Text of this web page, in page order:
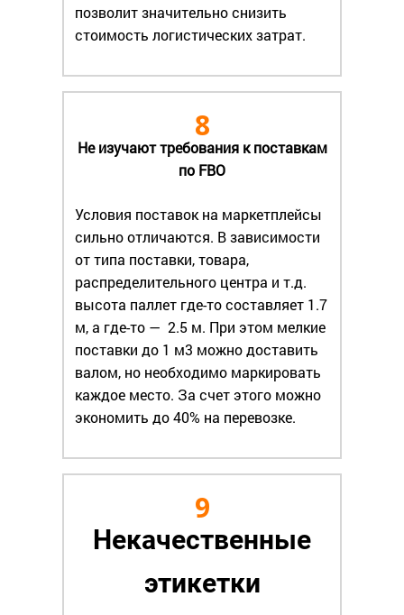
позволит значительно снизить
стоимость логистических затрат.
8
Не изучают требования к поставкам
по FBO
Условия поставок на маркетплейсы
сильно отличаются. В зависимости
от типа поставки, товара,
распределительного центра и т.д.
высота паллет где-то составляет 1.7
м, а где-то — 2.5 м. При этом мелкие
поставки до 1 м3 можно доставить
валом, но необходимо маркировать
каждое место. За счет этого можно
экономить до 40% на перевозке.
9
Некачественные
этикетки